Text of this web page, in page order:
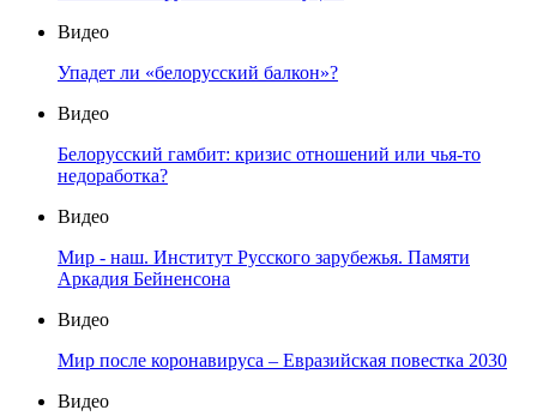
Видео
Упадет ли «белорусский балкон»?
Видео
Белорусский гамбит: кризис отношений или чья-то
недоработка?
Видео
Мир - наш. Институт Русского зарубежья. Памяти
Аркадия Бейненсона
Видео
Мир после коронавируса – Евразийская повестка 2030
Видео